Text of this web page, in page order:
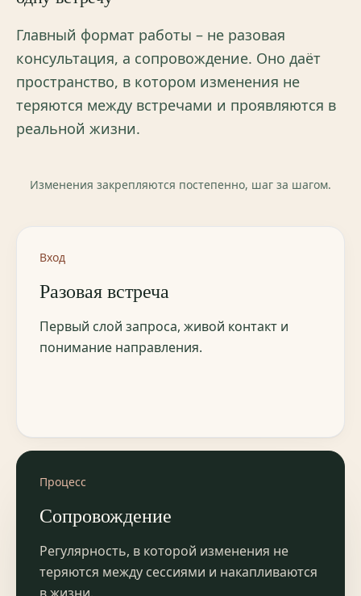
Главный формат работы – не разовая
консультация, а сопровождение. Оно даёт
пространство, в котором изменения не
теряются между встречами и проявляются в
реальной жизни.
Изменения закрепляются постепенно, шаг за шагом.
Вход
Разовая встреча
Первый слой запроса, живой контакт и
понимание направления.
Процесс
Сопровождение
Регулярность, в которой изменения не
теряются между сессиями и накапливаются